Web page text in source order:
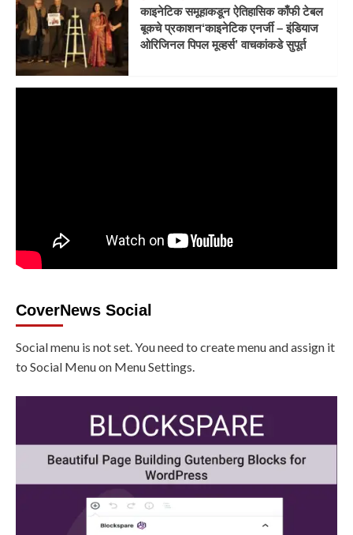
काइनेटिक समूहाकडून ऐतिहासिक काँफी टेबल
बूकचे प्रकाशन‘काइनेटिक एनर्जी – इंडियाज
ओरिजिनल पिपल मूव्हर्स’ वाचकांकडे सुपूर्त
CoverNews Social
Social menu is not set. You need to create menu and assign it
to Social Menu on Menu Settings.